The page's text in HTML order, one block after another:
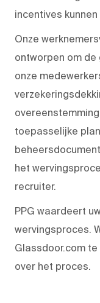
incentives
Onze
ontworpen om de
onze
toepasselijke
het
recruiter.
PPG waardeert
wervingsproces.
Glassdoor.com
over het proces.